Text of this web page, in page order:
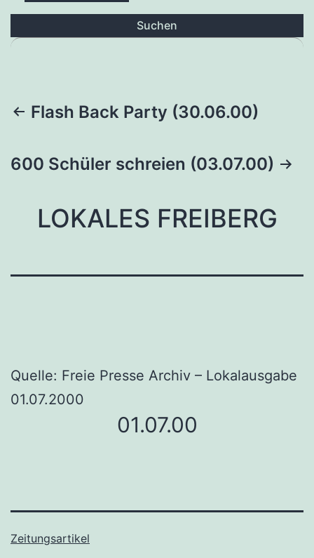
Suchen
Beitragsnavigation
Flash Back Party (30.06.00)
600 Schüler schreien (03.07.00)
LOKALES FREIBERG
Quelle: Freie Presse Archiv – Lokalausgabe
01.07.2000
01.07.00
Zeitungsartikel